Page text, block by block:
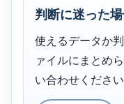
判断に迷った
使えるデータか
ァイルにまとめ
い合わせください